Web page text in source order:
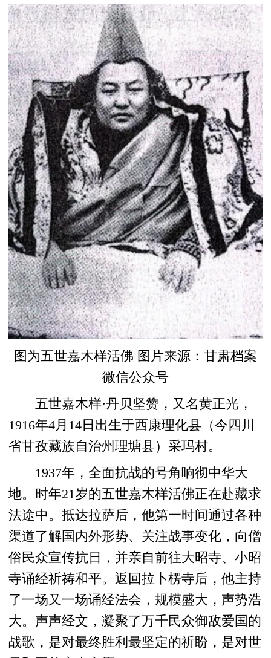
图为五世嘉木样活佛 图片来源：甘肃档案
微信公众号
五世嘉木样·丹贝坚赞，又名黄正光，
1916年4月14日出生于西康理化县（今四川
省甘孜藏族自治州理塘县）采玛村。
1937年，全面抗战的号角响彻中华大
地。时年21岁的五世嘉木样活佛正在赴藏求
法途中。抵达拉萨后，他第一时间通过各种
渠道了解国内外形势、关注战事变化，向僧
俗民众宣传抗日，并亲自前往大昭寺、小昭
寺诵经祈祷和平。返回拉卜楞寺后，他主持
了一场又一场诵经法会，规模盛大，声势浩
大。声声经文，凝聚了万千民众御敌爱国的
战歌，是对最终胜利最坚定的祈盼，是对世